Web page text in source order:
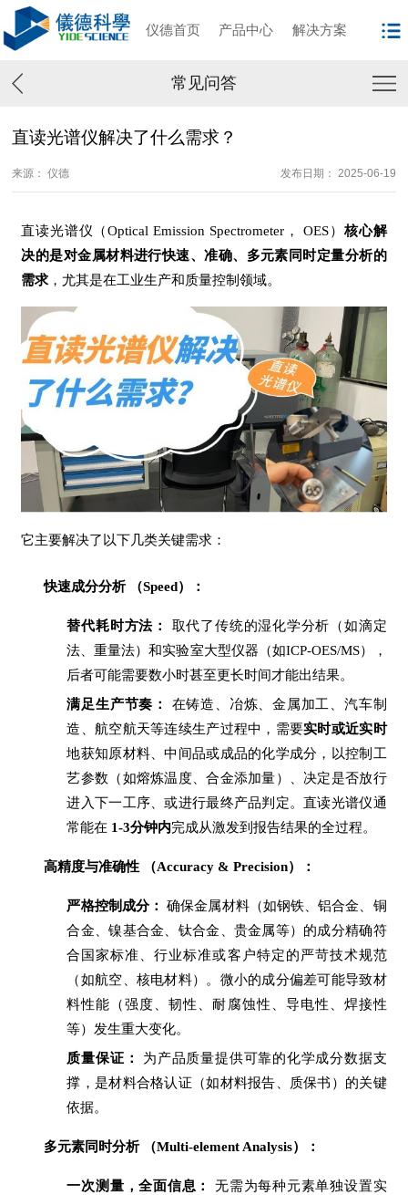
仪德首页 产品中心 解决方案
常见问答
直读光谱仪解决了什么需求？
来源： 仪德 发布日期： 2025-06-19
直读光谱仪（Optical Emission Spectrometer， OES） 核心解
决的是对金属材料进行快速、准确、多元素同时定量分析的
需求 ，尤其是在工业生产和质量控制领域。
它主要解决了以下几类关键需求：
快速成分分析 （Speed）：
替代耗时方法：
取代了传统的湿化学分析（如滴定
法、重量法）和实验室大型仪器（如ICP-OES/MS），
后者可能需要数小时甚至更长时间才能出结果。
满足生产节奏：
在铸造、冶炼、金属加工、汽车制
造、航空航天等连续生产过程中，需要实时或近实时
地获知原材料、中间品或成品的化学成分，以控制工
艺参数（如熔炼温度、合金添加量）、决定是否放行
进入下一工序、或进行最终产品判定。直读光谱仪通
常能在 1-3分钟内完成从激发到报告结果的全过程。
高精度与准确性 （Accuracy & Precision）：
严格控制成分： 确保金属材料（如钢铁、铝合金、铜
合金、镍基合金、钛合金、贵金属等）的成分精确符
合国家标准、行业标准或客户特定的严苛技术规范
（如航空、核电材料）。微小的成分偏差可能导致材
料性能（强度、韧性、耐腐蚀性、导电性、焊接性
等）发生重大变化。
质量保证：
为产品质量提供可靠的化学成分数据支
撑，是材料合格认证（如材料报告、质保书）的关键
依据。
多元素同时分析 （Multi-element Analysis）：
一次测量，全面信息：
无需为每种元素单独设置实